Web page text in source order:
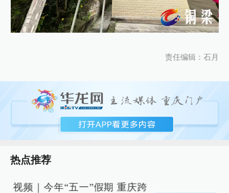
责任编辑：石月
热点推荐
视频｜今年“五一”假期 重庆跨